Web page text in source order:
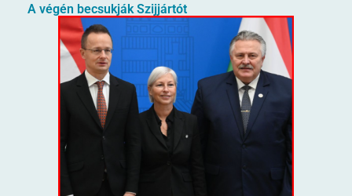
A végén becsukják Szijjártót